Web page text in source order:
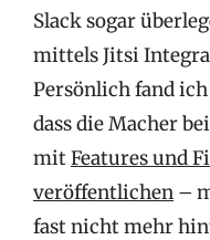
Slack sogar
mittels Jitsi
Persönlich fand
dass die Macher
mitFeatures und
veröffentlichen –
fast nicht mehr